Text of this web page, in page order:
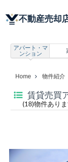
不動産売却
Translate
アパート・マ
ンション
Home 物件紹介
賃貸売買
(18)物件あり